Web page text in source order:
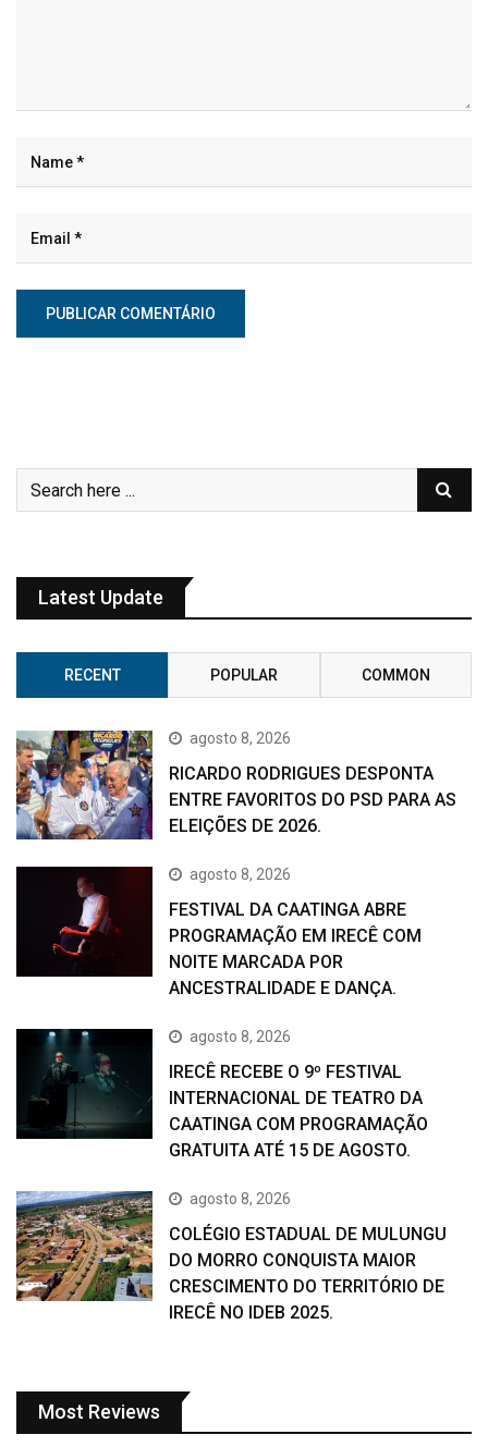
Latest Update
RECENT POPULAR COMMON
agosto 8, 2026
RICARDO RODRIGUES DESPONTA
ENTRE FAVORITOS DO PSD PARA AS
ELEIÇÕES DE 2026.
agosto 8, 2026
FESTIVAL DA CAATINGA ABRE
PROGRAMAÇÃO EM IRECÊ COM
NOITE MARCADA POR
ANCESTRALIDADE E DANÇA.
agosto 8, 2026
IRECÊ RECEBE O 9º FESTIVAL
INTERNACIONAL DE TEATRO DA
CAATINGA COM PROGRAMAÇÃO
GRATUITA ATÉ 15 DE AGOSTO.
agosto 8, 2026
COLÉGIO ESTADUAL DE MULUNGU
DO MORRO CONQUISTA MAIOR
CRESCIMENTO DO TERRITÓRIO DE
IRECÊ NO IDEB 2025.
Most Reviews